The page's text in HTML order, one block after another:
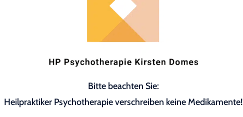
Bitte beachten Sie:
Heilpraktiker Psychotherapie verschreiben keine Medikamente!